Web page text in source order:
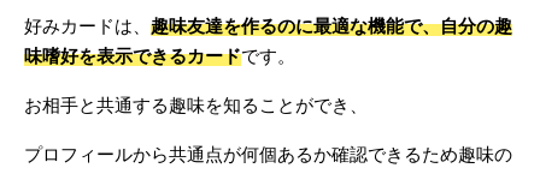
好みカードは、 趣味友達を作るのに最適な機能で、自分の趣
味嗜好を表示できるカードです。
お相手と共通する趣味を知ることができ、
プロフィールから共通点が何個あるか確認できるため趣味の